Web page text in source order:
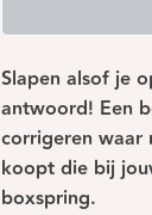
Slapen alsof je
antwoord! Een
corrigeren waar
koopt die bij
boxspring.